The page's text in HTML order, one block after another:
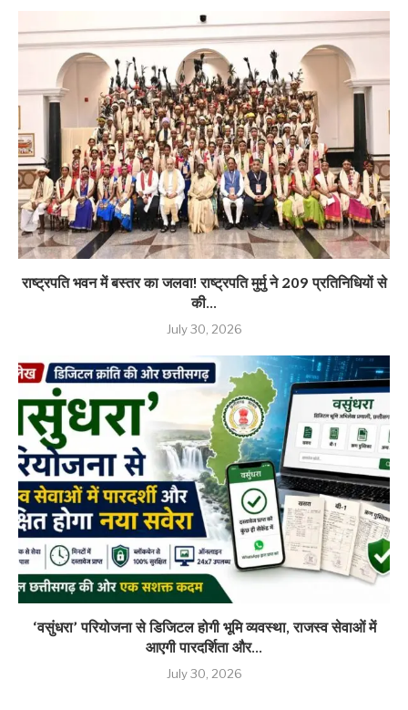
राष्ट्रपति भवन में बस्तर का जलवा! राष्ट्रपति मुर्मु ने 209 प्रतिनिधियों से
की...
July 30, 2026
‘वसुंधरा’ परियोजना से डिजिटल होगी भूमि व्यवस्था, राजस्व सेवाओं में
आएगी पारदर्शिता और...
July 30, 2026